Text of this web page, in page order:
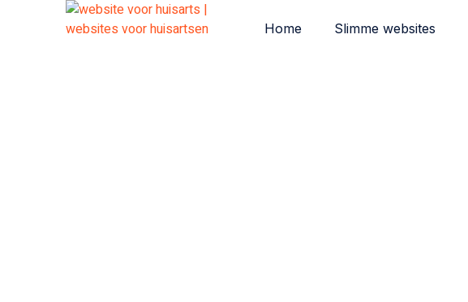
Home Slimme websites